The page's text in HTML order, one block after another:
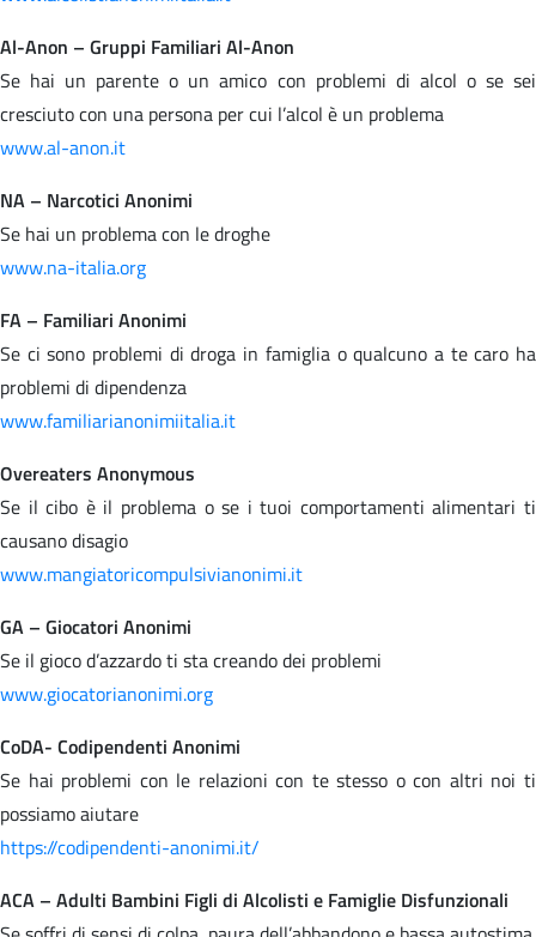
Al-Anon – Gruppi Familiari Al-Anon
Se hai un parente o un amico con problemi di alcol o se sei
cresciuto con una persona per cui l’alcol è un problema
www.al-anon.it
NA – Narcotici Anonimi
Se hai un problema con le droghe
www.na-italia.org
FA – Familiari Anonimi
Se ci sono problemi di droga in famiglia o qualcuno a te caro ha
problemi di dipendenza
www.familiarianonimiitalia.it
Overeaters Anonymous
Se il cibo è il problema o se i tuoi comportamenti alimentari ti
causano disagio
www.mangiatoricompulsivianonimi.it
GA – Giocatori Anonimi
Se il gioco d’azzardo ti sta creando dei problemi
www.giocatorianonimi.org
CoDA- Codipendenti Anonimi
Se hai problemi con le relazioni con te stesso o con altri noi ti
possiamo aiutare
https://codipendenti-anonimi.it/
ACA – Adulti Bambini Figli di Alcolisti e Famiglie Disfunzionali